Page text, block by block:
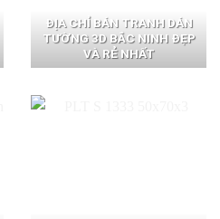
ĐỊA CHỈ BÁN TRANH DÁN
TƯỜNG 3D BẮC NINH ĐẸP
VÀ RẺ NHẤT